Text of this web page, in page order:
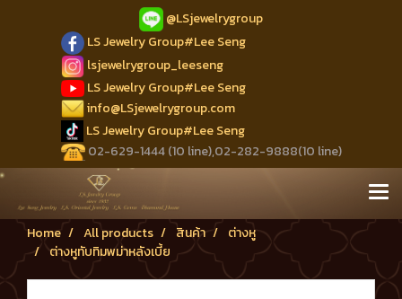
@LSjewelrygroup
LS Jewelry Group#Lee Seng
lsjewelrygroup_leeseng
LS Jewelry Group#Lee Seng
info@LSjewelrygroup.com
LS Jewelry Group#Lee Seng
02-629-1444 (10 line),02-282-9888(10 line)
Home All products สินค้า
ต่างหู
ต่างหูทับทิมพม่าหลังเบี้ย